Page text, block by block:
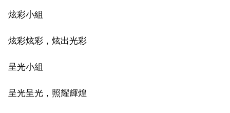
炫彩小組
炫彩炫彩，炫出光彩
呈光小組
呈光呈光，照耀輝煌